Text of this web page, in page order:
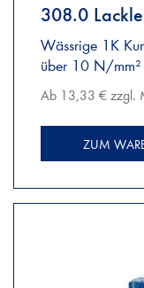
308.0
Wässrige 1K
über 10 N/
Ab 13,33 € zzgl.
ZUM